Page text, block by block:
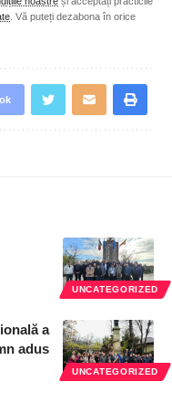
. Vă puteți dezabona în orice
UNCATEGORIZED
UNCATEGORIZED
a
adus